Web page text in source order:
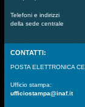
Telefoni e indirizzi
della sede centrale
CONTATTI:
POSTA ELETTRONICA
Ufficio stampa:
ufficiostampa@inaf.it